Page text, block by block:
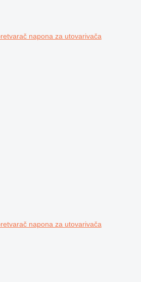
napona za utovarivača
napona za utovarivača